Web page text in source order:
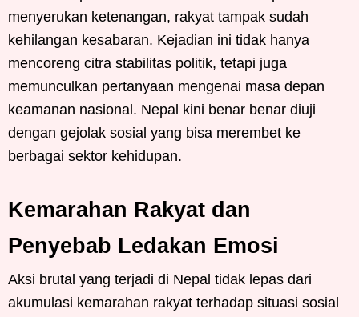
menyerukan ketenangan, rakyat tampak sudah
kehilangan kesabaran. Kejadian ini tidak hanya
mencoreng citra stabilitas politik, tetapi juga
memunculkan pertanyaan mengenai masa depan
keamanan nasional. Nepal kini benar benar diuji
dengan gejolak sosial yang bisa merembet ke
berbagai sektor kehidupan.
Kemarahan Rakyat dan
Penyebab Ledakan Emosi
Aksi brutal yang terjadi di Nepal tidak lepas dari
akumulasi kemarahan rakyat terhadap situasi sosial